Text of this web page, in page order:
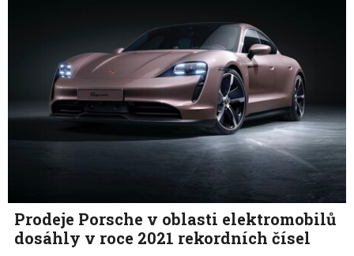
Prodeje Porsche v oblasti elektromobilů
dosáhly v roce 2021 rekordních čísel